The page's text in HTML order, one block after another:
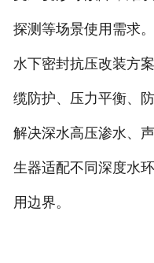
探测等场景使用需求
水下密封抗压改装方
缆防护、压力平衡、
解决深水高压渗水、
生器适配不同深度水
用边界。